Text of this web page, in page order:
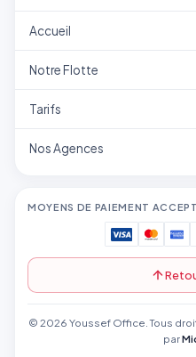
Accueil
Notre Flotte
Tarifs
Nos Agences
MOYENS DE PAIEMENT
© 2026 Youssef Office. Tous
par